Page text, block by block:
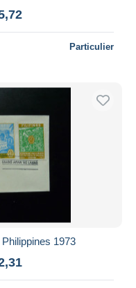
Particulier
1973